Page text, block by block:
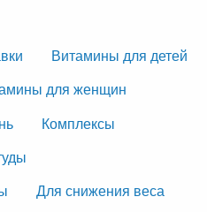
Витамины для детей
для женщин
Комплексы
Для снижения веса